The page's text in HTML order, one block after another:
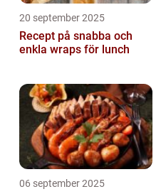
20 september 2025
Recept på snabba och
enkla wraps för lunch
06 september 2025